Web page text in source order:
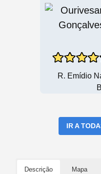
R. Emídio
IR A
Descrição Mapa